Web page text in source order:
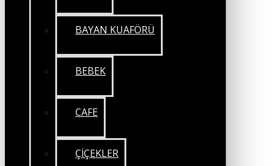
BAYAN KUAFÖRÜ
BEBEK
CAFE
ÇİÇEKLER